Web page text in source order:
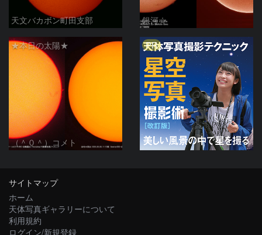
天文バカボン町田支部 銀河☆
★本日の太陽★
（＾０＾）コメト
PR
サイトマップ
ホーム
天体写真ギャラリーについて
利用規約
ログイン/新規登録